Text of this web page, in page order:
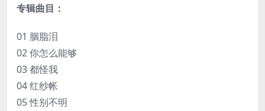
专辑曲目：
01 胭脂泪
02 你怎么能够
03 都怪我
04 红纱帐
05 性别不明